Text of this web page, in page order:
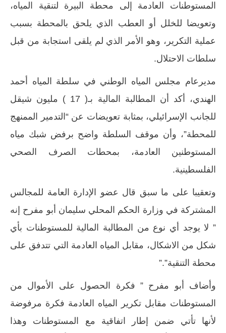
المستوطنات العادمة إلى محطة البيرة لتنقية المياه،
وتعويضا للخلل أو العطب الذي يلحق بالمحطة بسبب
عملية التكرير، وهو الأمر الذي لم يلقى استجابة من قبل
سلطات الاحتلال.
مديرعام مجلس المياه الوطني في سلطة المياه أحمد
الهندي، أكد أن المطالبة المالية بـ( 17 ) مليون شيقل
للجانب الإسرائيلي، بمثابة تعويضات عن “التدمير الممنهج
للمحطة”، وأن موقف السلطة واضح برفض شبك مياه
المستوطنين العادمة، بمحطات الصرف الصحي
الفلسطينية.
وتعقيبا على ما سبق قال عضو الإدارة العامة للمجالس
المشتركة في وزارة الحكم المحلي سليمان أبو مفرح إنه
” لا يوجد أي نوع من المطالبة المالية للمستوطنات بأي
شكل من الاشكال، مقابل المياه العادمة التي تتدفق على
محطة التنقية”.”
وأضاف أبو مفرح ” فكرة الحصول على الأموال من
المستوطنات مقابل تكرير المياه العادمة فكرة مرفوضة
لأنها تأتي ضمن إطار اتفاقية مع المستوطنات وهذا